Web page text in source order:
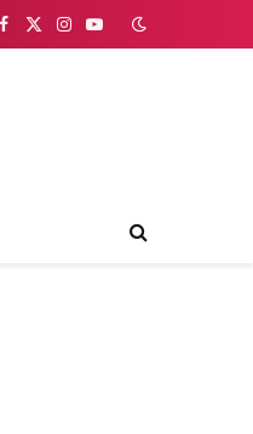
Facebook
X
Instagram
YouTube